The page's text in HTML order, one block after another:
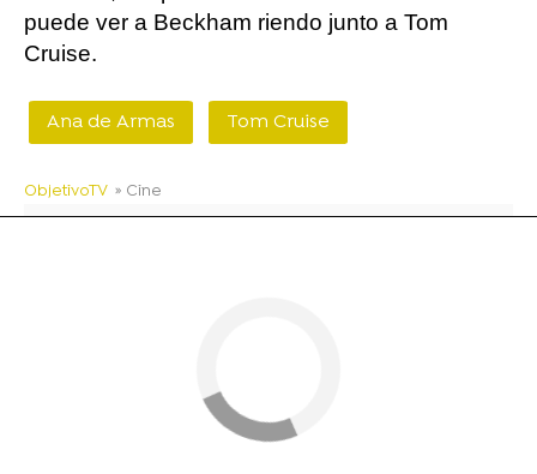
puede ver a Beckham riendo junto a Tom
Cruise.
Ana de Armas Tom Cruise
ObjetivoTV » Cine